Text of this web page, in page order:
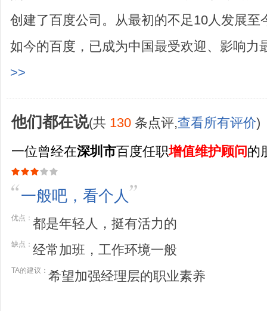
创建了百度公司。从最初的不足10人发展至
如今的百度，已成为中国最受欢迎、影响力
>>
他们都在说(共 130 条点评,查看所有评价)
一位曾经在深圳市百度任职增值维护顾问的
一般吧，看个人
优点： 都是年轻人，挺有活力的
缺点： 经常加班，工作环境一般
TA的建议： 希望加强经理层的职业素养